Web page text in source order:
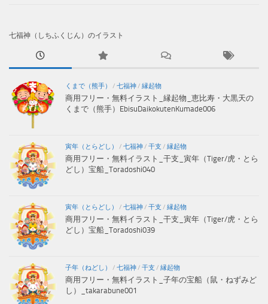
七福神（しちふくじん）のイラスト
くまで（熊手） / 七福神/ 縁起物
商用フリー・無料イラスト_縁起物_恵比寿・大黒天の
くまで（熊手）EbisuDaikokutenKumade006
寅年（とらどし） / 七福神/ 干支 / 縁起物
商用フリー・無料イラスト_干支_寅年（Tiger/虎・とら
どし）宝船_Toradoshi040
寅年（とらどし） / 七福神/ 干支 / 縁起物
商用フリー・無料イラスト_干支_寅年（Tiger/虎・とら
どし）宝船_Toradoshi039
子年（ねどし） / 七福神/ 干支 / 縁起物
商用フリー・無料イラスト_子年の宝船（鼠・ねずみど
し）_takarabune001